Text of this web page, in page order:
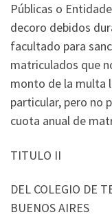
Públicas o
decoro debidos
facultado para
matriculados que
monto de la multa
particular, pero no
cuota anual de
TITULO II
DEL COLEGIO DE
BUENOS AIRES